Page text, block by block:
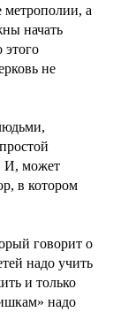
а
начать
этого
не
И, может
в котором
говорит о
надо учить
и только
надо